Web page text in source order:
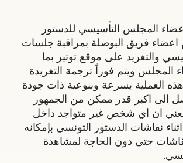
المجلس التأسيسي للدستور
اعضاء فريق البوصلة بمراقبة جلسات
والتغريد على موقع توتير بما
المجلس ويتم فوراً ترجمة التغريدة
العملية بسرعة وبنوعية ذات جودة
الى اكبر قدر ممكن من الجمهور
ان اي شخص غير متواجد داخل
نقاشات الدستور التونسي بإمكانه
حتى دون الحاجة لمشاهدة